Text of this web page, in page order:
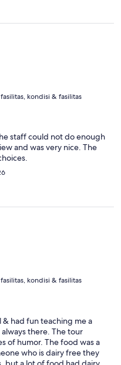
kondisi & fasilitas
staff could not do enough
and was very nice. The
kondisi & fasilitas
had fun teaching me a
there. The tour
of humor. The food was a
who is dairy free they